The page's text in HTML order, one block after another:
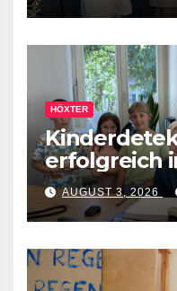
HÖXTER
erfolgreich
AUGUST 3, 2026